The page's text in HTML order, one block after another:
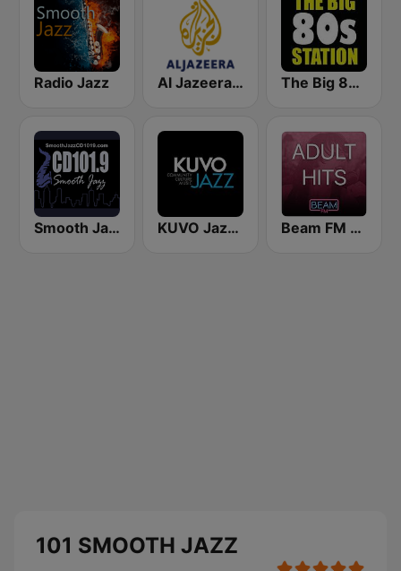
Radio Jazz Al Jazeera Arabic (قناة الجزيرة) The Big 80s Station
Smooth Jazz CD 101.9 FM KUVO Jazz 89.3 FM Beam FM - Adult Hits
101 SMOOTH JAZZ